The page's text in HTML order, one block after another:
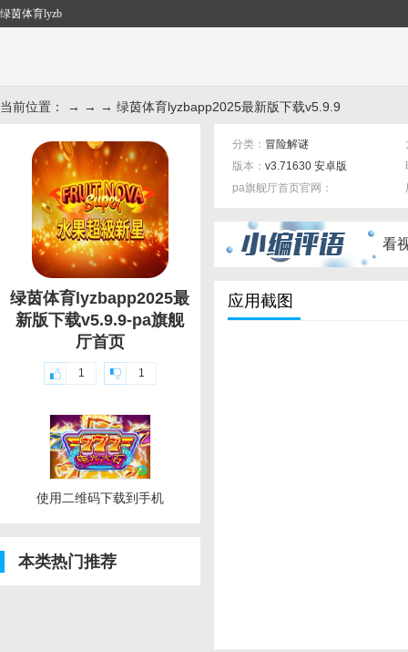
绿茵体育lyzb
当前位置： → → → 绿茵体育lyzbapp2025最新版下载v5.9.9
绿茵体育lyzbapp2025最
新版下载v5.9.9-pa旗舰
厅首页
1 1
使用二维码下载到手机
本类热门推荐
分类： 冒险解谜
版本： v3.71630 安卓版
pa旗舰厅首页官网：
看
应用截图